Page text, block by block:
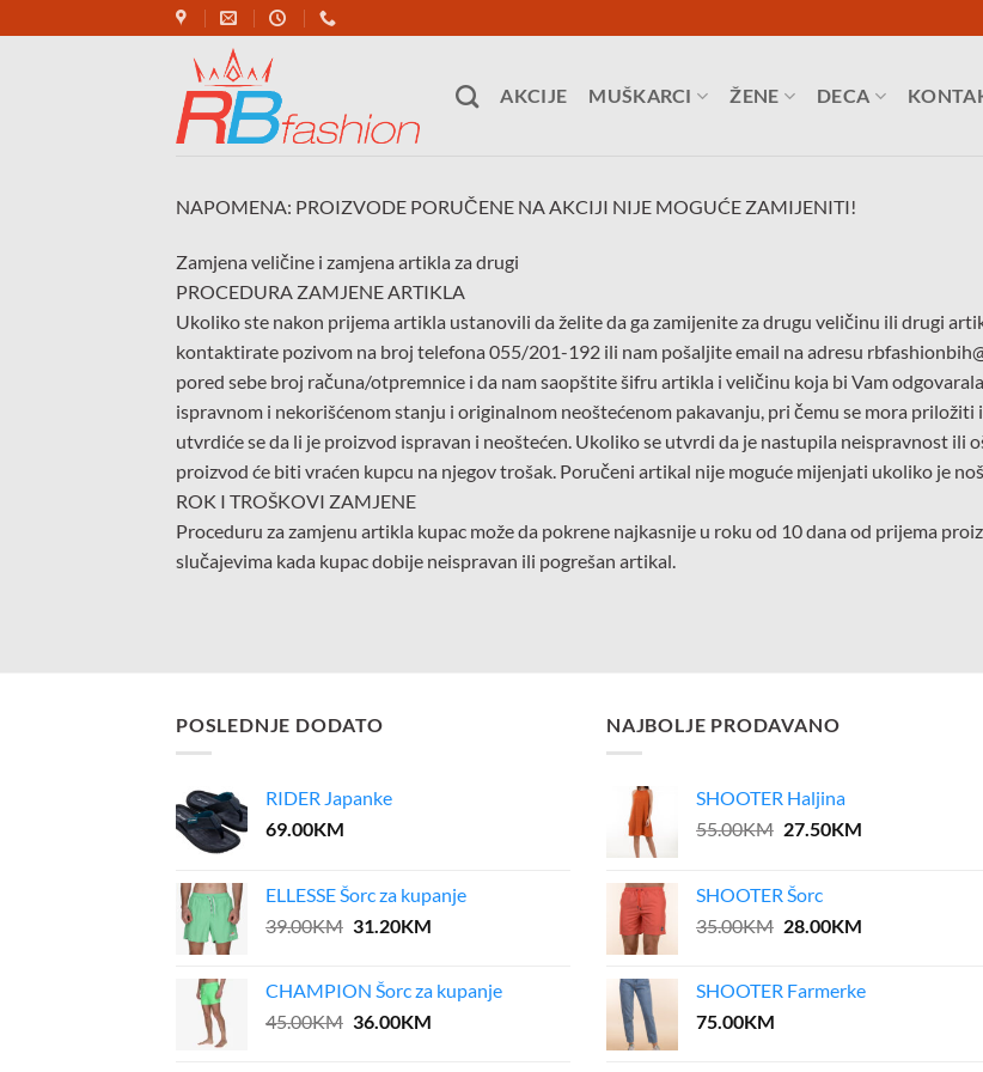
to
AKCIJE MUŠKARCI ŽENE DECA
NAPOMENA: PROIZVODE PORUČENE NA AKCIJI NIJE MOGUĆE ZAMIJENITI!
Zamjena veličine i zamjena artikla za drugi
PROCEDURA ZAMJENE ARTIKLA
Ukoliko ste nakon prijema artikla ustanovili da želite da ga zamijenite za drugu veličinu ili drugi
kontaktirate pozivom na broj telefona 055/201-192 ili nam pošaljite email na adresu
pored sebe broj računa/otpremnice i da nam saopštite šifru artikla i veličinu koja bi Vam
ispravnom i nekorišćenom stanju i originalnom neoštećenom pakavanju, pri čemu se mora
utvrdiće se da li je proizvod ispravan i neoštećen. Ukoliko se utvrdi da je nastupila neispravnost ili
proizvod će biti vraćen kupcu na njegov trošak. Poručeni artikal nije moguće mijenjati ukoliko je
ROK I TROŠKOVI ZAMJENE
Proceduru za zamjenu artikla kupac može da pokrene najkasnije u roku od 10 dana od prijema
slučajevima kada kupac dobije neispravan ili pogrešan artikal.
POSLEDNJE DODATO
RIDER Japanke
69.00KM
ELLESSE Šorc za kupanje
39.00KM Original
39.00KM.
31.20KMCurrent
31.20KM.
CHAMPION Šorc za kupanje
45.00KM Original
36.00KMCurrent
NAJBOLJE PRODAVANO
SHOOTER Haljina
55.00KM Original
55.00KM.
27.50KMCurrent
SHOOTER Šorc
35.00KM Original
35.00KM.
28.00KMCurrent
28.00KM.
SHOOTER Farmerke
75.00KM